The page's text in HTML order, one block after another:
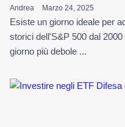
Andrea Marzo 24, 2025
Esiste un giorno ideale per
storici dell'S&P 500 dal
giorno più debole ...